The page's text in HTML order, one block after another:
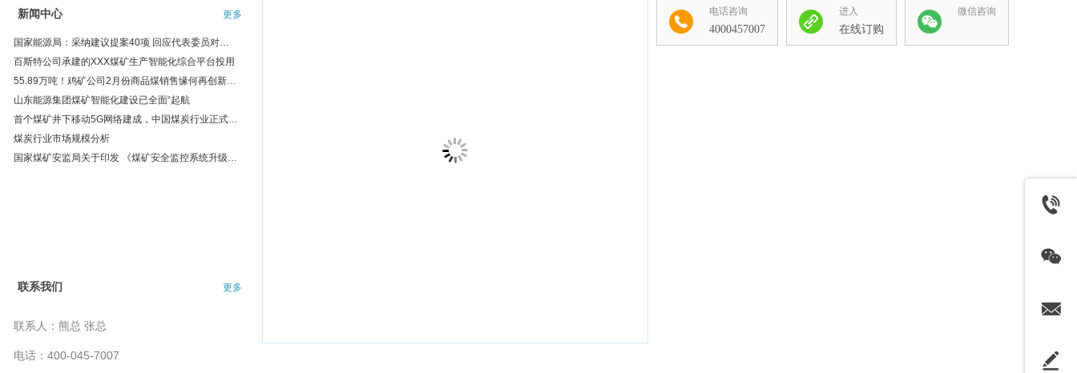
新闻中心 更多
国家能源局：采纳建议提案40项 回应代表委员对能源发展关切
百斯特公司承建的XXX煤矿生产智能化综合平台投用
55.89万吨！鸡矿公司2月份商品煤销售缘何再创新高？
山东能源集团煤矿智能化建设已全面“起航
首个煤矿井下移动5G网络建成，中国煤炭行业正式踏进5G时代！
煤炭行业市场规模分析
国家煤矿安监局关于印发 《煤矿安全监控系统升级改造技术方案》的通知
联系我们 更多
联系人：熊总 张总
电话：400-045-7007
电话咨询
4000457007
进入
在线订购
微信咨询